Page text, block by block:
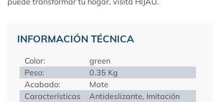
INFORMACIÓN TÉCNICA
Color:
green
Peso:
0.35 Kg
Acabado:
Mate
Características
Antideslizante, Imitación